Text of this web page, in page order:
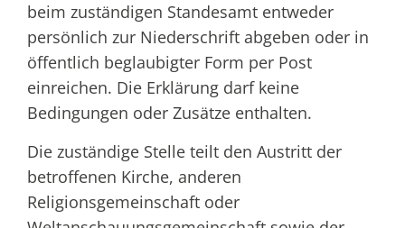
beim zuständigen Standesamt entweder
persönlich zur Niederschrift abgeben oder in
öffentlich beglaubigter Form per Post
einreichen. Die Erklärung darf keine
Bedingungen oder Zusätze enthalten.
Die zuständige Stelle teilt den Austritt der
betroffenen Kirche, anderen
Religionsgemeinschaft oder